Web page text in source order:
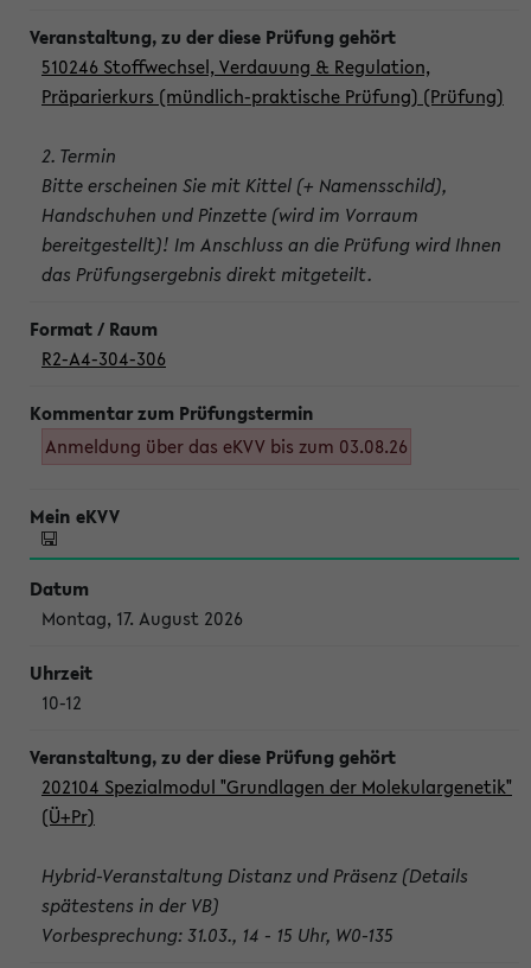
510246 Stoffwechsel, Verdauung & Regulation,
Präparierkurs (mündlich-praktische Prüfung) (Prüfung)
2. Termin
Bitte erscheinen Sie mit Kittel (+ Namensschild),
Handschuhen und Pinzette (wird im Vorraum
bereitgestellt)! Im Anschluss an die Prüfung wird Ihnen
das Prüfungsergebnis direkt mitgeteilt.
R2-A4-304-306
Anmeldung über das eKVV bis zum 03.08.26
Montag, 17. August 2026
10-12
202104 Spezialmodul "Grundlagen der Molekulargenetik"
(Ü+Pr)
Hybrid-Veranstaltung Distanz und Präsenz (Details
spätestens in der VB)
Vorbesprechung: 31.03., 14 - 15 Uhr, W0-135